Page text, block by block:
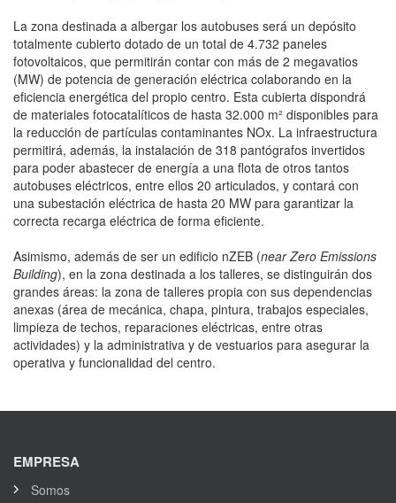
La zona destinada a albergar los autobuses será un depósito
totalmente cubierto dotado de un total de 4.732 paneles
fotovoltaicos, que permitirán contar con más de 2 megavatios
(MW) de potencia de generación eléctrica colaborando en la
eficiencia energética del propio centro. Esta cubierta dispondrá
de materiales fotocatalíticos de hasta 32.000 m² disponibles para
la reducción de partículas contaminantes NOx. La infraestructura
permitirá, además, la instalación de 318 pantógrafos invertidos
para poder abastecer de energía a una flota de otros tantos
autobuses eléctricos, entre ellos 20 articulados, y contará con
una subestación eléctrica de hasta 20 MW para garantizar la
correcta recarga eléctrica de forma eficiente.
Asimismo, además de ser un edificio nZEB (near Zero Emissions
Building), en la zona destinada a los talleres, se distinguirán dos
grandes áreas: la zona de talleres propia con sus dependencias
anexas (área de mecánica, chapa, pintura, trabajos especiales,
limpieza de techos, reparaciones eléctricas, entre otras
actividades) y la administrativa y de vestuarios para asegurar la
operativa y funcionalidad del centro.
EMPRESA
Somos